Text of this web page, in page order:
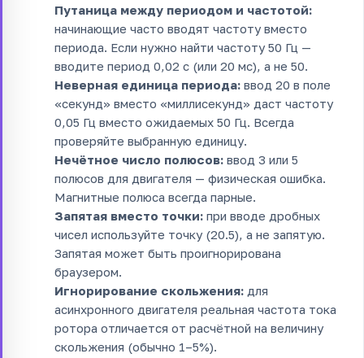
Путаница между периодом и частотой:
начинающие часто вводят частоту вместо
периода. Если нужно найти частоту 50 Гц —
вводите период 0,02 с (или 20 мс), а не 50.
Неверная единица периода: ввод 20 в поле
«секунд» вместо «миллисекунд» даст частоту
0,05 Гц вместо ожидаемых 50 Гц. Всегда
проверяйте выбранную единицу.
Нечётное число полюсов: ввод 3 или 5
полюсов для двигателя — физическая ошибка.
Магнитные полюса всегда парные.
Запятая вместо точки: при вводе дробных
чисел используйте точку (20.5), а не запятую.
Запятая может быть проигнорирована
браузером.
Игнорирование скольжения: для
асинхронного двигателя реальная частота тока
ротора отличается от расчётной на величину
скольжения (обычно 1–5%).